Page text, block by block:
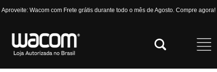
Aproveite: Wacom com Frete grátis durante todo o mês de Agosto. Compre agora!